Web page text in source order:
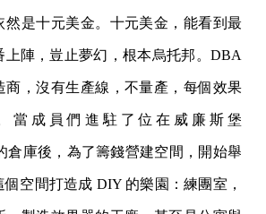
然是十元美金。十元美金，能看到最
上陣，豈止夢幻，根本烏托邦。DBA
商，沒有生產線，不量產，每個效果
當成員們進駐了位在威廉斯堡
倉庫後，為了籌錢營建空間，開始舉
空間打造成 DIY 的樂園：練團室，